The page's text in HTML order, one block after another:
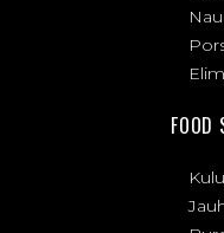
FOOD